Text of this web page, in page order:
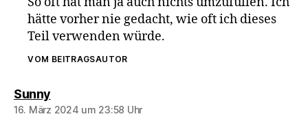
hätte vorher nie gedacht, wie oft ich dieses
Teil verwenden würde.
VOM BEITRAGSAUTOR
Sunnysagt:
16. März 2024 um 23:58 Uhr